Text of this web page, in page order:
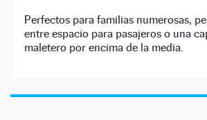
Perfectos para familias numerosas,
entre espacio para pasajeros o una
maletero por encima de la media.